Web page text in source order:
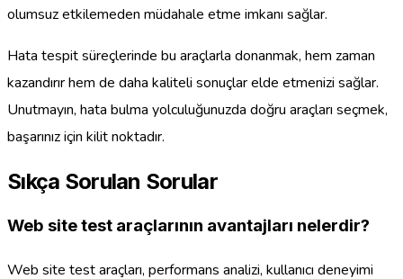
olumsuz etkilemeden müdahale etme imkanı sağlar.
Hata tespit süreçlerinde bu araçlarla donanmak, hem zaman
kazandırır hem de daha kaliteli sonuçlar elde etmenizi sağlar.
Unutmayın, hata bulma yolculuğunuzda doğru araçları seçmek,
başarınız için kilit noktadır.
Sıkça Sorulan Sorular
Web site test araçlarının avantajları nelerdir?
Web site test araçları, performans analizi, kullanıcı deneyimi